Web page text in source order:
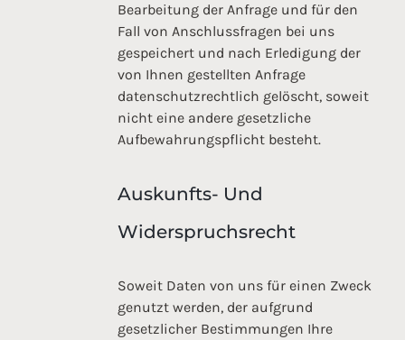
Bearbeitung der Anfrage und für den
Fall von Anschlussfragen bei uns
gespeichert und nach Erledigung der
von Ihnen gestellten Anfrage
datenschutzrechtlich gelöscht, soweit
nicht eine andere gesetzliche
Aufbewahrungspflicht besteht.
Auskunfts- Und
Widerspruchsrecht
Soweit Daten von uns für einen Zweck
genutzt werden, der aufgrund
gesetzlicher Bestimmungen Ihre